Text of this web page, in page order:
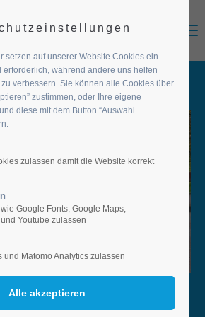
MENU
setzen auf unserer Website Cookies ein.
erforderlich, während andere uns helfen
verbessern. Sie können alle Cookies über
zustimmen, oder Ihre eigene
diese mit dem Button “Auswahl
zulassen damit die Website korrekt
Google Fonts, Google Maps,
Youtube zulassen
und Matomo Analytics zulassen